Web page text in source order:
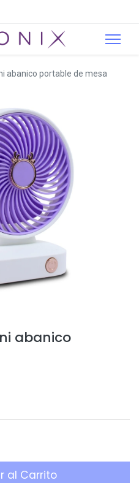
abanico portable de mesa
abanico
al Carrito